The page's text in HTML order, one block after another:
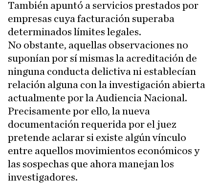
También apuntó a servicios prestados por
empresas cuya facturación superaba
determinados límites legales.
No obstante, aquellas observaciones no
suponían por sí mismas la acreditación de
ninguna conducta delictiva ni establecían
relación alguna con la investigación abierta
actualmente por la Audiencia Nacional.
Precisamente por ello, la nueva
documentación requerida por el juez
pretende aclarar si existe algún vínculo
entre aquellos movimientos económicos y
las sospechas que ahora manejan los
investigadores.